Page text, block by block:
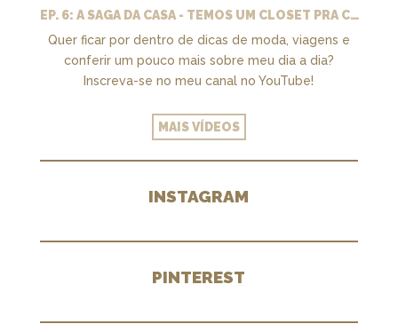
EP. 6: A SAGA DA CASA - TEMOS UM CLOSET PRA CHAMAR DE NOSSO + MARCENARIA E PAISAGISMO
Quer ficar por dentro de dicas de moda, viagens e
conferir um pouco mais sobre meu dia a dia?
Inscreva-se no meu canal no YouTube!
MAIS VÍDEOS
INSTAGRAM
PINTEREST